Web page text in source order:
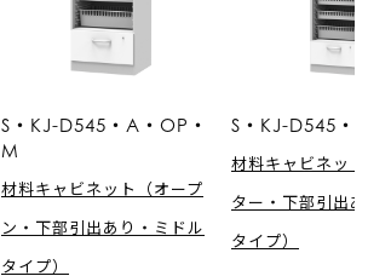
S・KJ-D545・A・OP・
M
材料キャビネット（オープ
ン・下部引出あり・ミドル
タイプ）
S・KJ-D545・A
材料キャビネット（
ター・下部引出あり
タイプ）